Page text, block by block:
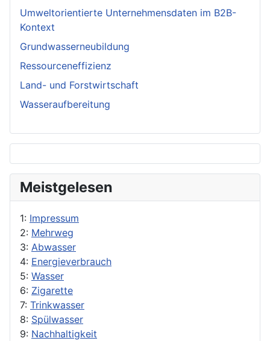
Umweltorientierte Unternehmensdaten im B2B-
Kontext
Grundwasserneubildung
Ressourceneffizienz
Land- und Forstwirtschaft
Wasseraufbereitung
Meistgelesen
1: Impressum
2: Mehrweg
3: Abwasser
4: Energieverbrauch
5: Wasser
6: Zigarette
7: Trinkwasser
8: Spülwasser
9: Nachhaltigkeit